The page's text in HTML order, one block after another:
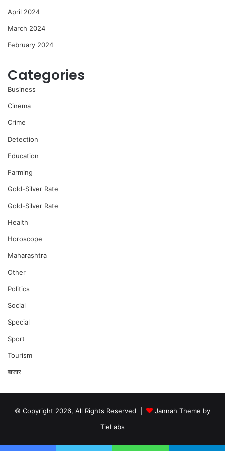
April 2024
March 2024
February 2024
Categories
Business
Cinema
Crime
Detection
Education
Farming
Gold-Silver Rate
Gold-Silver Rate
Health
Horoscope
Maharashtra
Other
Politics
Social
Special
Sport
Tourism
बाजार
© Copyright 2026, All Rights Reserved |
Jannah Theme by
TieLabs